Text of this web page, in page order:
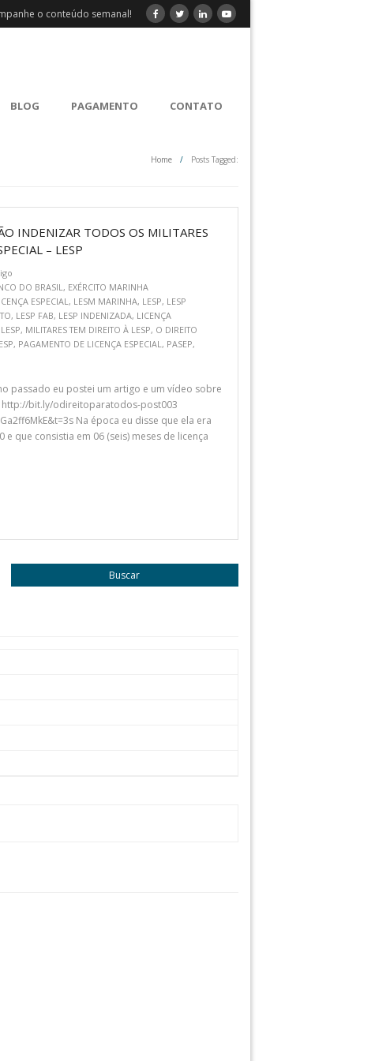
o conteúdo semanal!
BLOG PAGAMENTO CONTATO
Home / Posts Tagged:
INDENIZAR TODOS OS MILITARES
– LESP
DO BRASIL , EXÉRCITO MARINHA
ESPECIAL , LESM MARINHA, LESP, LESP
, LESP FAB, LESP INDENIZADA, LICENÇA
, MILITARES TEM DIREITO À LESP, O DIREITO
, PAGAMENTO DE LICENÇA ESPECIAL , PASEP,
passado eu postei um artigo e um vídeo sobre
http://bit.ly/odireitoparatodos-post003
Na época eu disse que ela era
que consistia em 06 (seis) meses de licença